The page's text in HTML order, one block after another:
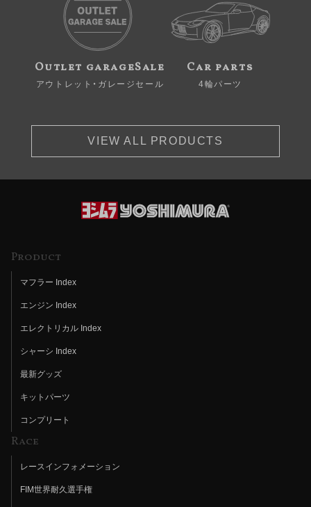
Outlet garageSale
アウトレット・ガレージセール
Car parts
4輪パーツ
VIEW ALL PRODUCTS
Product
マフラー Index
エンジン Index
エレクトリカル Index
シャーシ Index
最新グッズ
キットパーツ
コンプリート
Race
レースインフォメーション
FIM世界耐久選手権